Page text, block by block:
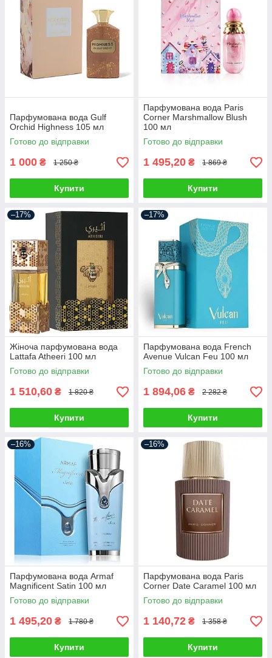
Парфумована вода Gulf
Orchid Highness 105 мл
Готово до відправки
1 000 ₴ 1 250 ₴
Купити
Парфумована вода Paris
Corner Marshmallow Blush
100 мл
Готово до відправки
1 495,20 ₴ 1 869 ₴
Купити
–17%
Жіноча парфумована вода
Lattafa Atheeri 100 мл
Готово до відправки
1 510,60 ₴ 1 820 ₴
Купити
–17%
Парфумована вода French
Avenue Vulcan Feu 100 мл
Готово до відправки
1 894,06 ₴ 2 282 ₴
Купити
–16%
Парфумована вода Armaf
Magnificent Satin 100 мл
Готово до відправки
1 495,20 ₴ 1 780 ₴
Купити
–16%
Парфумована вода Paris
Corner Date Caramel 100 мл
Готово до відправки
1 140,72 ₴ 1 358 ₴
Купити